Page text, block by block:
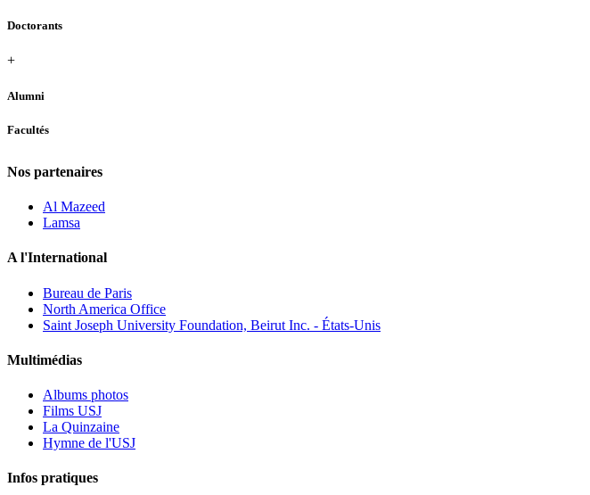
Doctorants
+
Alumni
Facultés
Nos partenaires
Al Mazeed
Lamsa
A l'International
Bureau de Paris
North America Office
Saint Joseph University Foundation, Beirut Inc. - États-Unis
Multimédias
Albums photos
Films USJ
La Quinzaine
Hymne de l'USJ
Infos pratiques